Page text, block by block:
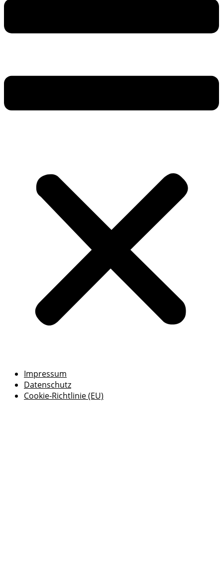
Impressum
Datenschutz
Cookie-Richtlinie (EU)